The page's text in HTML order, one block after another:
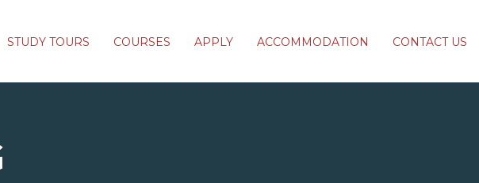
STUDY TOURS COURSES APPLY ACCOMMODATION CONTACT US